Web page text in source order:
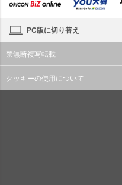
PC版に切り替え
禁無断複写転載
クッキーの使用について